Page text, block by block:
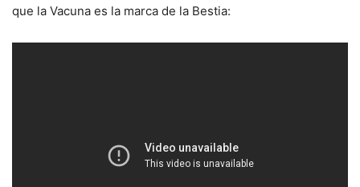
que la Vacuna es la marca de la Bestia: